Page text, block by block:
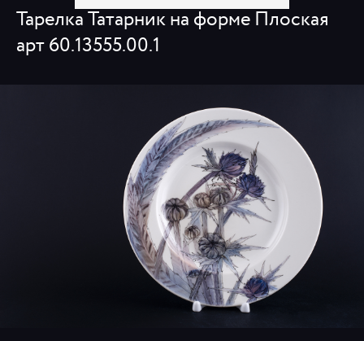
Тарелка Татарник на форме Плоская
арт 60.13555.00.1